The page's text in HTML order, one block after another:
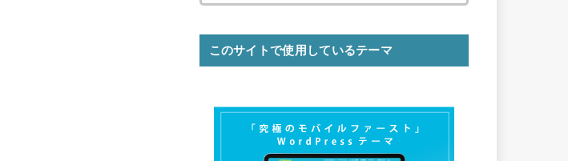
このサイトで使用しているテーマ